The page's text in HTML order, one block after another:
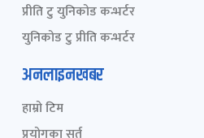
प्रीति टु युनिकोड कन्भर्टर
युनिकोड टु प्रीति कन्भर्टर
अनलाइनखबर
हाम्रो टिम